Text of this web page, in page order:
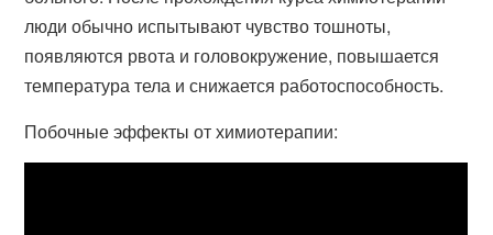
люди обычно испытывают чувство тошноты,
появляются рвота и головокружение, повышается
температура тела и снижается работоспособность.
Побочные эффекты от химиотерапии: